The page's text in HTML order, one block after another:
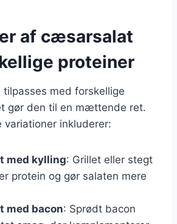
af cæsarsalat
proteiner
med forskellige
gør den til en mættende ret.
inkluderer:
med kylling: Grillet eller stegt
protein og gør salaten mere
med bacon: Sprødt bacon